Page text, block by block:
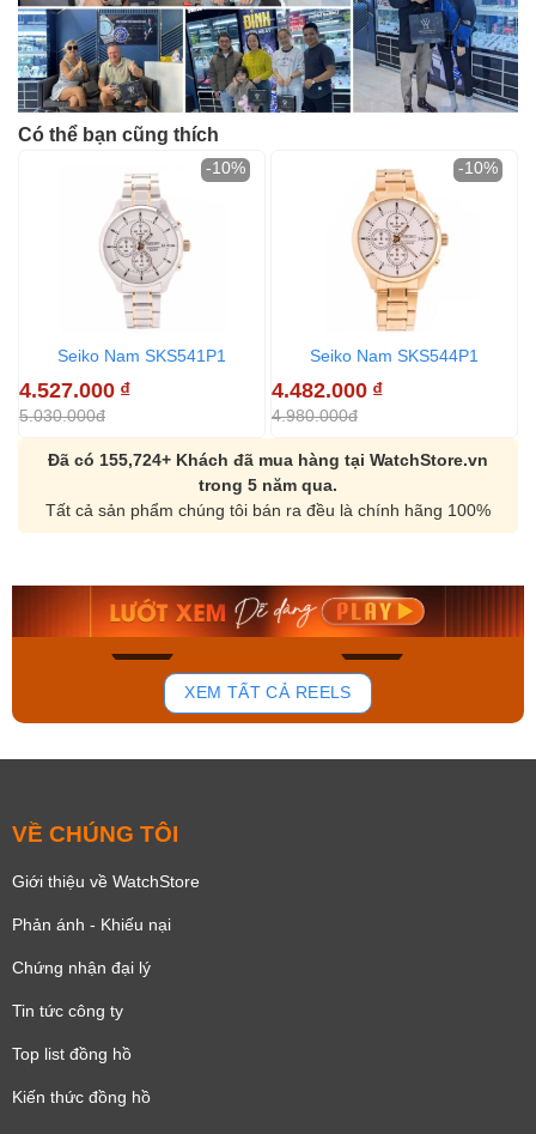
Có thể bạn cũng thích
Seiko Nam SKS541P1
4.527.000 ₫
5.030.000đ
-10%
Seiko Nam SKS544P1
4.482.000 ₫
4.980.000đ
-10%
Đã có 155,724+ Khách đã mua hàng tại WatchStore.vn
trong 5 năm qua.
Tất cả sản phẩm chúng tôi bán ra đều là chính hãng 100%
195
Orient Nam RA-
Mua ngay
Casio Nam MTS-
Mua ngay
XEM TẤT CẢ REELS
VỀ CHÚNG TÔI
Giới thiệu về WatchStore
Phản ánh - Khiếu nại
Chứng nhận đại lý
Tin tức công ty
Top list đồng hồ
Kiến thức đồng hồ